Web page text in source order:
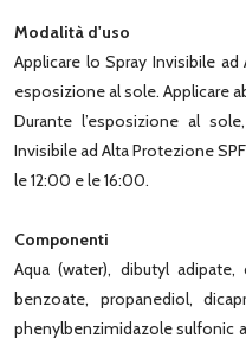
Modalità d'uso
Applicare lo Spray Invisibile
esposizione al sole. Applicare
Durante l’esposizione al
Invisibile ad Alta Protezione
le 12:00 e le 16:00.
Componenti
Aqua (water), dibutyl
benzoate, propanediol,
phenylbenzimidazole sulfonic